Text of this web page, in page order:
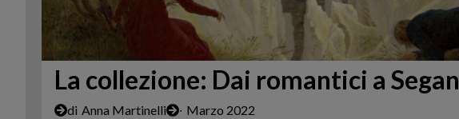
La collezione: Dai romantici a
di Anna Martinelli ∙ Marzo 2022